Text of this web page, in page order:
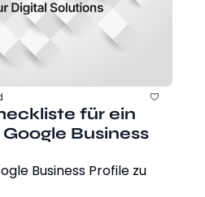
für ein
Business
Business Profile zu